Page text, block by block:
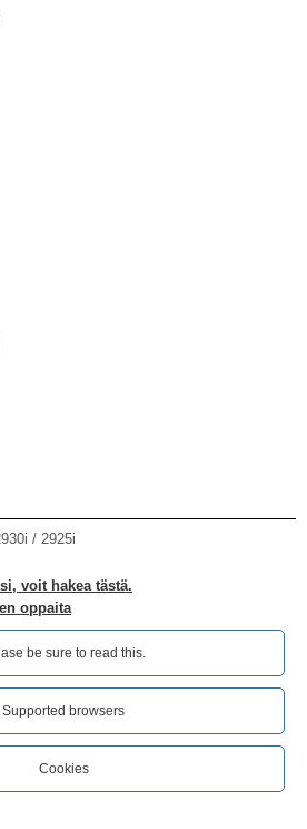
/ 2925i
voit hakea tästä.
oppaita
be sure to read this.‎
Supported browsers
Cookies